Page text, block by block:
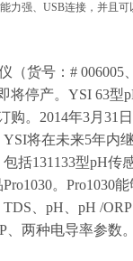
力强、USB连接，并且
（货号：# 006005
将停产。YSI 63型
购。2014年3月31
将在未来5年内
括131133型pH传
。Pro1030
、pH、pH /ORP
、两种电导率参数